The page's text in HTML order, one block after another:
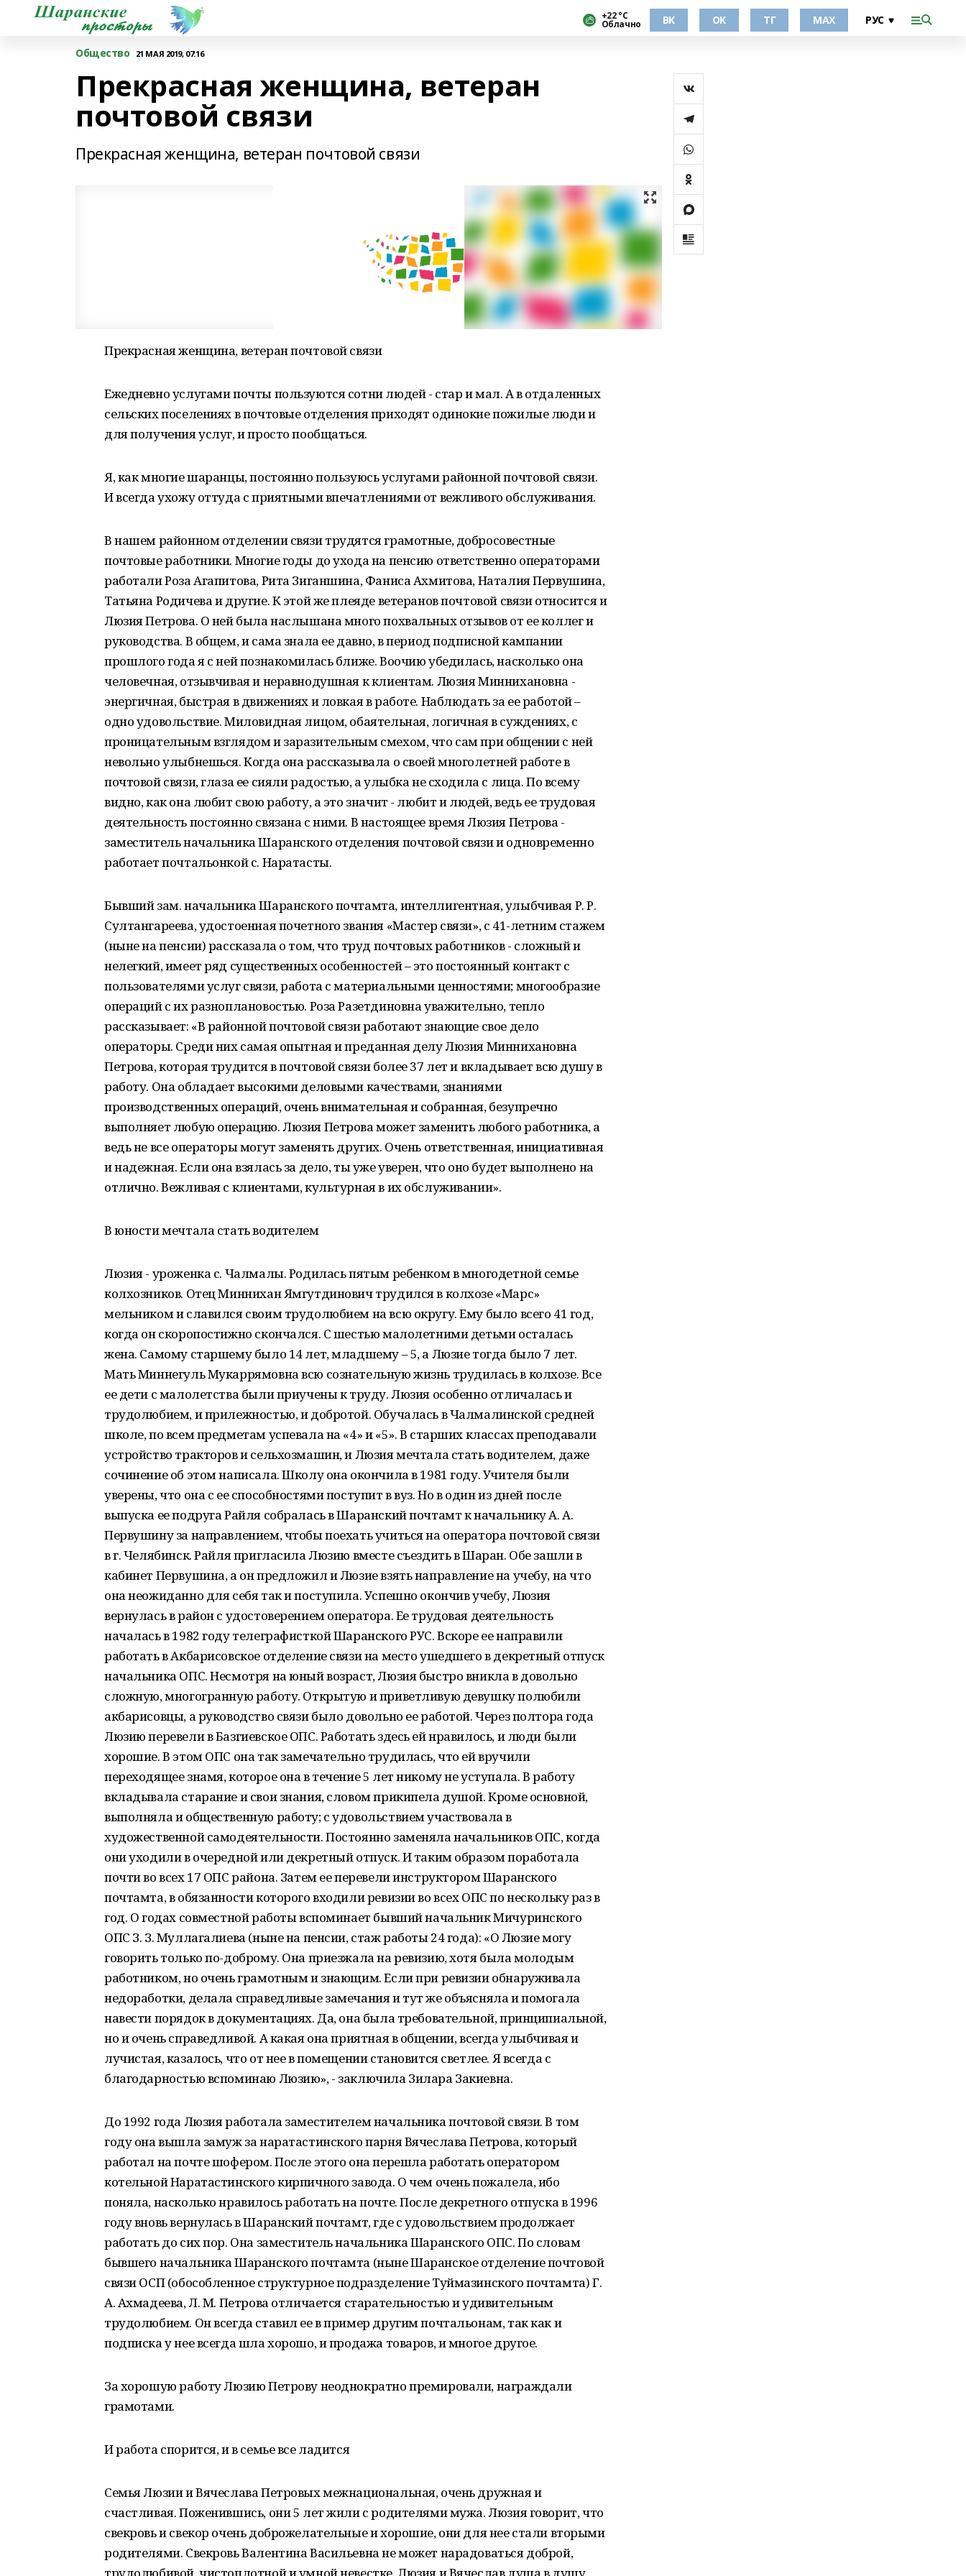
+22 °С
Облачно ВК ОК ТГ МАХ
Общество 21 МАЯ 2019, 07:16
Прекрасная женщина, ветеран
почтовой связи
Прекрасная женщина, ветеран почтовой связи
Прекрасная женщина, ветеран почтовой связи
Ежедневно услугами почты пользуются сотни людей - стар и мал. А в отдаленных
сельских поселениях в почтовые отделения приходят одинокие пожилые люди и
для получения услуг, и просто пообщаться.
Я, как многие шаранцы, постоянно пользуюсь услугами районной почтовой связи.
И всегда ухожу оттуда с приятными впечатлениями от вежливого обслуживания.
В нашем районном отделении связи трудятся грамотные, добросовестные
почтовые работники. Многие годы до ухода на пенсию ответственно операторами
работали Роза Агапитова, Рита Зиганшина, Фаниса Ахмитова, Наталия Первушина,
Татьяна Родичева и другие. К этой же плеяде ветеранов почтовой связи относится и
Люзия Петрова. О ней была наслышана много похвальных отзывов от ее коллег и
руководства. В общем, и сама знала ее давно, в период подписной кампании
прошлого года я с ней познакомилась ближе. Воочию убедилась, насколько она
человечная, отзывчивая и неравнодушная к клиентам. Люзия Миннихановна -
энергичная, быстрая в движениях и ловкая в работе. Наблюдать за ее работой –
одно удовольствие. Миловидная лицом, обаятельная, логичная в суждениях, с
проницательным взглядом и заразительным смехом, что сам при общении с ней
невольно улыбнешься. Когда она рассказывала о своей многолетней работе в
почтовой связи, глаза ее сияли радостью, а улыбка не сходила с лица. По всему
видно, как она любит свою работу, а это значит - любит и людей, ведь ее трудовая
деятельность постоянно связана с ними. В настоящее время Люзия Петрова -
заместитель начальника Шаранского отделения почтовой связи и одновременно
работает почтальонкой с. Наратасты.
Бывший зам. начальника Шаранского почтамта, интеллигентная, улыбчивая Р. Р.
Султангареева, удостоенная почетного звания «Мастер связи», с 41-летним стажем
(ныне на пенсии) рассказала о том, что труд почтовых работников - сложный и
нелегкий, имеет ряд существенных особенностей – это постоянный контакт с
пользователями услуг связи, работа с материальными ценностями; многообразие
операций с их разноплановостью. Роза Разетдиновна уважительно, тепло
рассказывает: «В районной почтовой связи работают знающие свое дело
операторы. Среди них самая опытная и преданная делу Люзия Миннихановна
Петрова, которая трудится в почтовой связи более 37 лет и вкладывает всю душу в
работу. Она обладает высокими деловыми качествами, знаниями
производственных операций, очень внимательная и собранная, безупречно
выполняет любую операцию. Люзия Петрова может заменить любого работника, а
ведь не все операторы могут заменять других. Очень ответственная, инициативная
и надежная. Если она взялась за дело, ты уже уверен, что оно будет выполнено на
отлично. Вежливая с клиентами, культурная в их обслуживании».
В юности мечтала стать водителем
Люзия - уроженка с. Чалмалы. Родилась пятым ребенком в многодетной семье
колхозников. Отец Миннихан Ямгутдинович трудился в колхозе «Марс»
мельником и славился своим трудолюбием на всю округу. Ему было всего 41 год,
когда он скоропостижно скончался. С шестью малолетними детьми осталась
жена. Самому старшему было 14 лет, младшему – 5, а Люзие тогда было 7 лет.
Мать Миннегуль Мукаррямовна всю сознательную жизнь трудилась в колхозе. Все
ее дети с малолетства были приучены к труду. Люзия особенно отличалась и
трудолюбием, и прилежностью, и добротой. Обучалась в Чалмалинской средней
школе, по всем предметам успевала на «4» и «5». В старших классах преподавали
устройство тракторов и сельхозмашин, и Люзия мечтала стать водителем, даже
сочинение об этом написала. Школу она окончила в 1981 году. Учителя были
уверены, что она с ее способностями поступит в вуз. Но в один из дней после
выпуска ее подруга Райля собралась в Шаранский почтамт к начальнику А. А.
Первушину за направлением, чтобы поехать учиться на оператора почтовой связи
в г. Челябинск. Райля пригласила Люзию вместе съездить в Шаран. Обе зашли в
кабинет Первушина, а он предложил и Люзие взять направление на учебу, на что
она неожиданно для себя так и поступила. Успешно окончив учебу, Люзия
вернулась в район с удостоверением оператора. Ее трудовая деятельность
началась в 1982 году телеграфисткой Шаранского РУС. Вскоре ее направили
работать в Акбарисовское отделение связи на место ушедшего в декретный отпуск
начальника ОПС. Несмотря на юный возраст, Люзия быстро вникла в довольно
сложную, многогранную работу. Открытую и приветливую девушку полюбили
акбарисовцы, а руководство связи было довольно ее работой. Через полтора года
Люзию перевели в Базгиевское ОПС. Работать здесь ей нравилось, и люди были
хорошие. В этом ОПС она так замечательно трудилась, что ей вручили
переходящее знамя, которое она в течение 5 лет никому не уступала. В работу
вкладывала старание и свои знания, словом прикипела душой. Кроме основной,
выполняла и общественную работу; с удовольствием участвовала в
художественной самодеятельности. Постоянно заменяла начальников ОПС, когда
они уходили в очередной или декретный отпуск. И таким образом поработала
почти во всех 17 ОПС района. Затем ее перевели инструктором Шаранского
почтамта, в обязанности которого входили ревизии во всех ОПС по нескольку раз в
год. О годах совместной работы вспоминает бывший начальник Мичуринского
ОПС З. З. Муллагалиева (ныне на пенсии, стаж работы 24 года): «О Люзие могу
говорить только по-доброму. Она приезжала на ревизию, хотя была молодым
работником, но очень грамотным и знающим. Если при ревизии обнаруживала
недоработки, делала справедливые замечания и тут же объясняла и помогала
навести порядок в документациях. Да, она была требовательной, принципиальной,
но и очень справедливой. А какая она приятная в общении, всегда улыбчивая и
лучистая, казалось, что от нее в помещении становится светлее. Я всегда с
благодарностью вспоминаю Люзию», - заключила Зилара Закиевна.
До 1992 года Люзия работала заместителем начальника почтовой связи. В том
году она вышла замуж за наратастинского парня Вячеслава Петрова, который
работал на почте шофером. После этого она перешла работать оператором
котельной Наратастинского кирпичного завода. О чем очень пожалела, ибо
поняла, насколько нравилось работать на почте. После декретного отпуска в 1996
году вновь вернулась в Шаранский почтамт, где с удовольствием продолжает
работать до сих пор. Она заместитель начальника Шаранского ОПС. По словам
бывшего начальника Шаранского почтамта (ныне Шаранское отделение почтовой
связи ОСП (обособленное структурное подразделение Туймазинского почтамта) Г.
А. Ахмадеева, Л. М. Петрова отличается старательностью и удивительным
трудолюбием. Он всегда ставил ее в пример другим почтальонам, так как и
подписка у нее всегда шла хорошо, и продажа товаров, и многое другое.
За хорошую работу Люзию Петрову неоднократно премировали, награждали
грамотами.
И работа спорится, и в семье все ладится
Семья Люзии и Вячеслава Петровых межнациональная, очень дружная и
счастливая. Поженившись, они 5 лет жили с родителями мужа. Люзия говорит, что
свекровь и свекор очень доброжелательные и хорошие, они для нее стали вторыми
родителями. Свекровь Валентина Васильевна не может нарадоваться доброй,